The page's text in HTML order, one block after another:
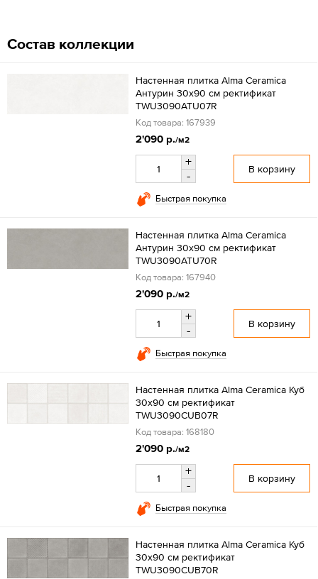
Состав коллекции
Настенная плитка Alma Ceramica
Антурин 30x90 см ректификат
TWU3090ATU07R
Код товара: 167939
2'090 р./м2
+
-
В корзину
Быстрая покупка
Настенная плитка Alma Ceramica
Антурин 30x90 см ректификат
TWU3090ATU70R
Код товара: 167940
2'090 р./м2
+
-
В корзину
Быстрая покупка
Настенная плитка Alma Ceramica Куб
30x90 см ректификат
TWU3090CUB07R
Код товара: 168180
2'090 р./м2
+
-
В корзину
Быстрая покупка
Настенная плитка Alma Ceramica Куб
30x90 см ректификат
TWU3090CUB70R